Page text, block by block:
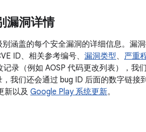
漏洞详情
涵盖的每个安全漏洞的详细信息。漏
ID、相关参考编号、 漏洞类型、 严重
录（例如 AOSP 代码更改列表），我
我们还会通过 bug ID 后面的数字链接
新以及 Google Play 系统更新。